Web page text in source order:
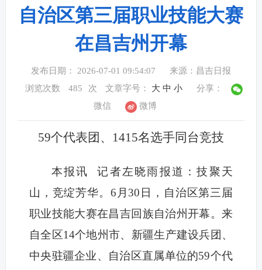
自治区第三届职业技能大赛
在昌吉州开幕
发布日期： 2026-07-01 09:54:07
来源：昌吉日报
浏览次数
485 次 文章字号： 大 中 小
分享：
微信
微博
59个代表团、1415名选手同台竞技
本报讯 记者左晓雨报道：技聚天
山，竞绽芳华。6月30日，自治区第三届
职业技能大赛在昌吉回族自治州开幕。来
自全区14个地州市、新疆生产建设兵团、
中央驻疆企业、自治区直属单位的59个代